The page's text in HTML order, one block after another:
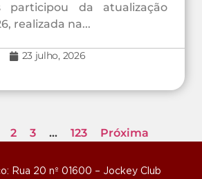
participou da atualização
realizada na...
23 julho, 2026
2 3 … 123 Próxima
Rua 20 nº 01600 – Jockey Club